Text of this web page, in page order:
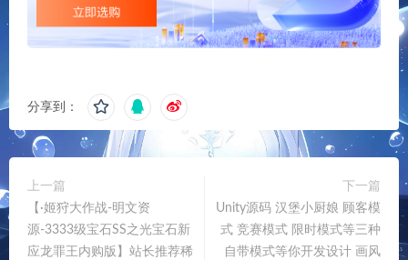
分享到：
上一篇
【·姬狩大作战-明文资
源-3333级宝石SS之光宝石新
应龙罪王内购版】站长推荐稀
下一篇
Unity源码 汉堡小厨娘 顾客模
式 竞赛模式 限时模式等三种
自带模式等你开发设计 画风